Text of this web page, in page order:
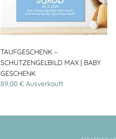
TAUFGESCHENK –
SCHUTZENGELBILD MAX | BABY
GESCHENK
89,00 € Ausverkauft